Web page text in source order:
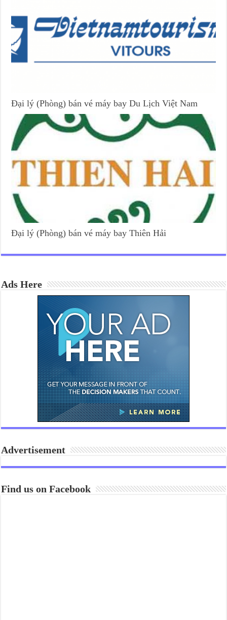
Đại lý (Phòng) bán vé máy bay Du Lịch Việt Nam
Đại lý (Phòng) bán vé máy bay Thiên Hải
Ads Here
Advertisement
Find us on Facebook